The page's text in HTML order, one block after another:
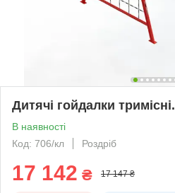
Дитячі гойдалки тримісні.
В наявності
Код: 706/кл
Роздріб
17 142 ₴ 17 147 ₴